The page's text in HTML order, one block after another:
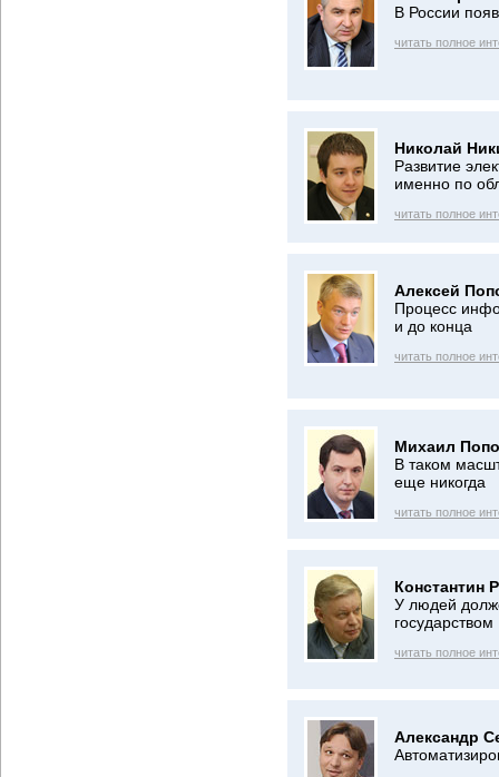
В России
читать полное
Николай
Развитие
именно по
читать полное
Алексей
Процесс
и до конца
читать полное
Михаил
В таком
еще никогда
читать полное
Константин
У людей
государством
читать полное
Александр